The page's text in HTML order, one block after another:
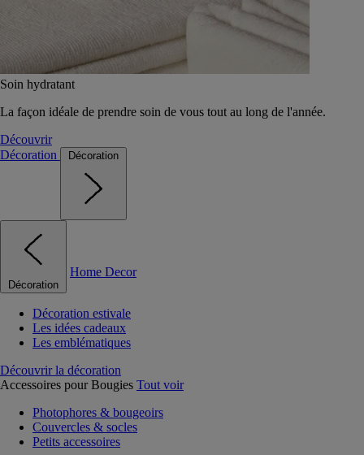
Soin hydratant
La façon idéale de prendre soin de vous tout au long de l'année.
Découvrir
Décoration
Décoration
Décoration
Home Decor
Décoration estivale
Les idées cadeaux
Les emblématiques
Découvrir la décoration
Accessoires pour Bougies Tout voir
Photophores & bougeoirs
Couvercles & socles
Petits accessoires